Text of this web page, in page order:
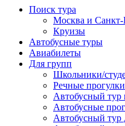
Поиск тура
Москва и Санкт-
Круизы
Автобусные туры
Авиабилеты
Для групп
Школьники/
Речные прогулки
Автобусный тур
Автобусные
Автобусный тур